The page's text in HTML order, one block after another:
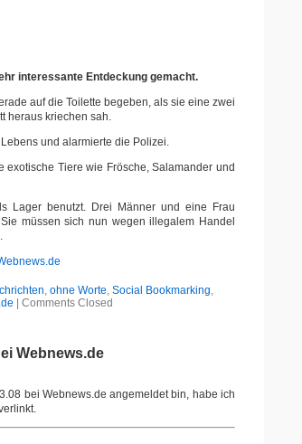
interessante Entdeckung gemacht.
auf die Toilette begeben, als sie eine zwei
heraus kriechen sah.
und alarmierte die Polizei.
exotische Tiere wie Frösche, Salamander und
Lager benutzt. Drei Männer und eine Frau
müssen sich nun wegen illegalem Handel
, ohne Worte, Social Bookmarking,
Comments Closed
Webnews.de
bei Webnews.de angemeldet bin, habe ich